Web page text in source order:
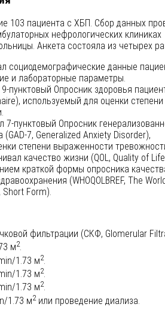
103 пациента с ХБП. Сбор данных
нефрологических клиниках
Анкета состояла из четырех
социодемографические данные
и лабораторные параметры.
пунктовый Опросник здоровья
используемый для оценки степени
7-пунктовый Опросник
7, Generalized Anxiety Disorder),
степени выраженности
качество жизни (QOL, Quality of
краткой формы опросника
(WHOQOLBREF, The
Short Form).
фильтрации (СКФ, Glomerular
м2.
1.73 м2.
1.73 м2.
1.73 м2.
1.73 м2или проведение диализа.